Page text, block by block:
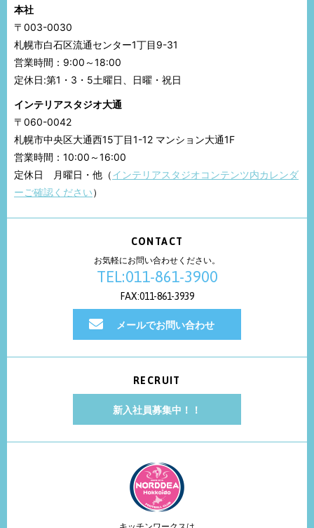
本社
〒003-0030
札幌市白石区流通センター1丁目9-31
営業時間：9:00～18:00
定休日:第1・3・5土曜日、日曜・祝日
インテリアスタジオ大通
〒060-0042
札幌市中央区大通西15丁目1-12 マンション大通1F
営業時間：10:00～16:00
定休日 月曜日・他（インテリアスタジオコンテンツ内カレンダ
ーご確認ください）
CONTACT
お気軽にお問い合わせください。
TEL:011-861-3900
FAX:011-861-3939
メールでお問い合わせ
RECRUIT
新入社員募集中！！